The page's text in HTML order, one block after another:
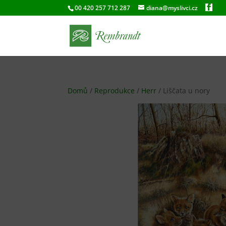
00 420 257 712 287 diana@myslivci.cz
Domů / Reprodukce / Herr / Liščata u nory